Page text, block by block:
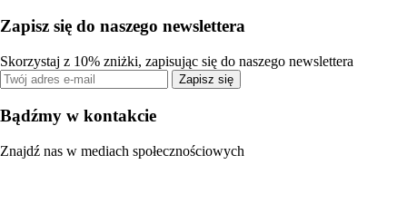
Zapisz się do naszego newslettera
Skorzystaj z 10% zniżki, zapisując się do naszego newslettera
Zapisz się
Bądźmy w kontakcie
Znajdź nas w mediach społecznościowych